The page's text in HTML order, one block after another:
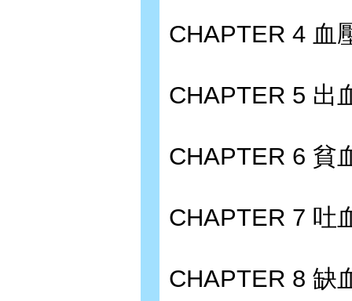
CHAPTER 4 血
CHAPTER 5 出
CHAPTER 6 貧
CHAPTER 7 吐
CHAPTER 8 缺